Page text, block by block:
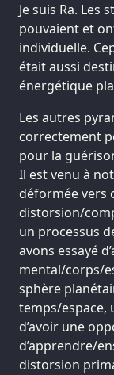
Je suis Ra. Les
pouvaient et
individuelle.
était aussi
énergétique
Les autres
correctement
pour la
Il est venu à
déformée vers
distorsion/
un processus
avons essayé
mental/corps/
sphère
temps/espace,
d’avoir une
d’apprendre/
distorsion